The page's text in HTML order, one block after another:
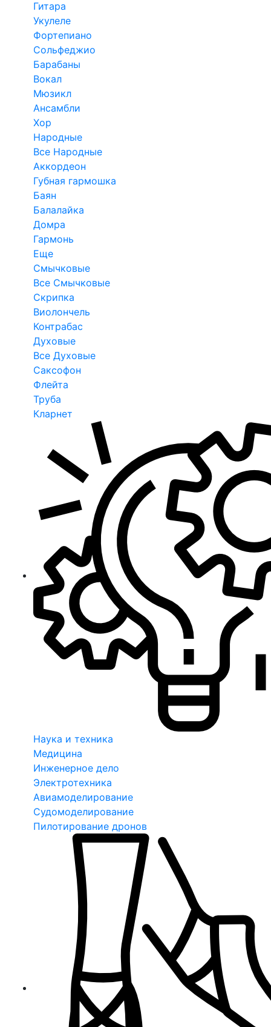
Гитара
Укулеле
Фортепиано
Сольфеджио
Барабаны
Вокал
Мюзикл
Ансамбли
Хор
Народные
Все Народные
Аккордеон
Губная гармошка
Баян
Балалайка
Домра
Гармонь
Еще
Смычковые
Все Смычковые
Скрипка
Виолончель
Контрабас
Духовые
Все Духовые
Саксофон
Флейта
Труба
Кларнет
Наука и техника
Медицина
Инженерное дело
Электротехника
Авиамоделирование
Судомоделирование
Пилотирование дронов